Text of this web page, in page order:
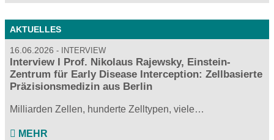
AKTUELLES
16.06.2026 INTERVIEW
Interview I Prof. Nikolaus Rajewsky, Einstein-
Zentrum für Early Disease Interception: Zellbasierte
Präzisionsmedizin aus Berlin
Milliarden Zellen, hunderte Zelltypen, viele…
MEHR